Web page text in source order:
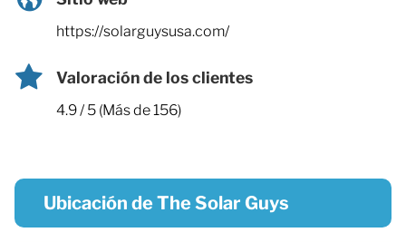
https://solarguysusa.com/
Valoración de los clientes
4.9 / 5 (Más de 156)
Ubicación de The Solar Guys